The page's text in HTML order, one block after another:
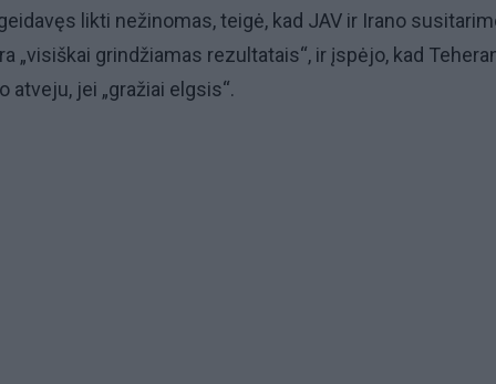
likti nežinomas, teigė, kad JAV ir Irano
„visiškai grindžiamas rezultatais“, ir įspėjo, kad
atveju, jei „gražiai elgsis“.